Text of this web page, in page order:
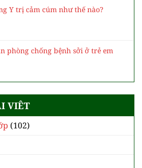
Y trị cảm cúm như thế nào?
phòng chống bệnh sởi ở trẻ em
VIÊT
(102)